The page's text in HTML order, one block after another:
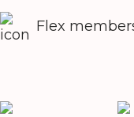
Flex